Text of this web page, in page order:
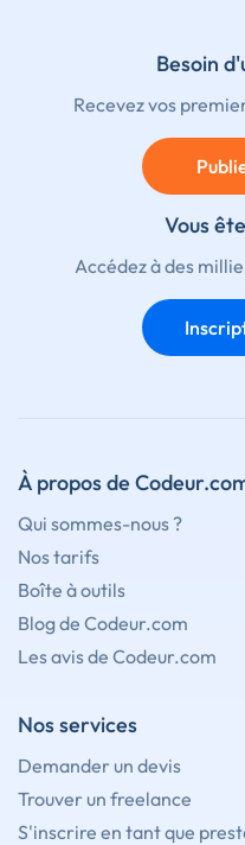
Besoin
Recevez vos
Vous
Accédez à des
À propos de
Qui sommes-nous ?
Nos tarifs
Boîte à outils
Blog de Codeur.com
Les avis de Codeur.com
Nos services
Demander un devis
Trouver un freelance
S'inscrire en tant que